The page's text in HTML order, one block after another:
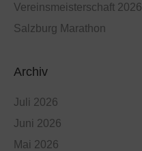
Vereinsmeisterschaft 2026
Salzburg Marathon
Archiv
Juli 2026
Juni 2026
Mai 2026